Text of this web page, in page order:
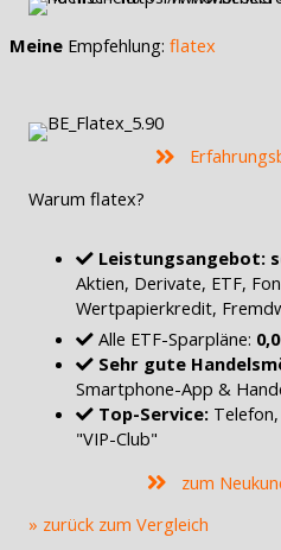
Meine Empfehlung: flatex
Warum flatex?
Leistungsangebot:
Aktien, Derivate, ETF,
Wertpapierkredit,
Alle ETF-Sparpläne:
Sehr gute
Smartphone-App &
Top-Service:
"VIP-Club"
zum
» zurück zum Vergleich